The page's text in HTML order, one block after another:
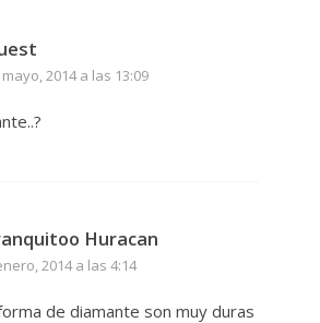
mayo, 2014 a las 13:09
Huracan
2014 a las 4:14
de diamante son muy duras